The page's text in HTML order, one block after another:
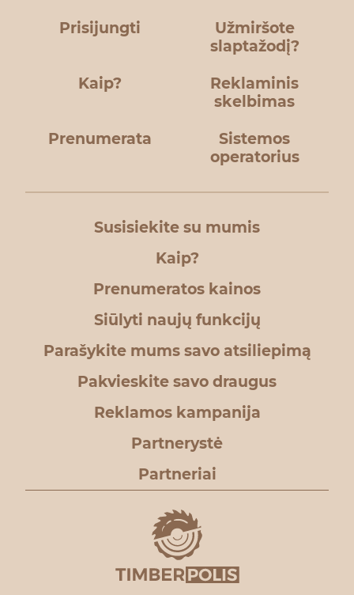
Prisijungti
Užmiršote
slaptažodį?
Kaip?
Reklaminis
skelbimas
Prenumerata
Sistemos
operatorius
Susisiekite su mumis
Kaip?
Prenumeratos kainos
Siūlyti naujų funkcijų
Parašykite mums savo atsiliepimą
Pakvieskite savo draugus
Reklamos kampanija
Partnerystė
Partneriai